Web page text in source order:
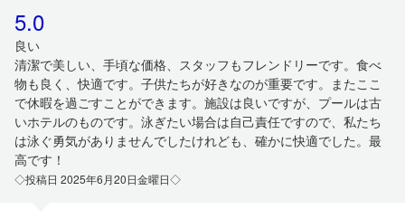
5.0
良い
清潔で美しい、手頃な価格、スタッフもフレンドリーです。食べ
物も良く、快適です。子供たちが好きなのが重要です。またここ
で休暇を過ごすことができます。施設は良いですが、プールは古
いホテルのものです。泳ぎたい場合は自己責任ですので、私たち
は泳ぐ勇気がありませんでしたけれども、確かに快適でした。最
高です！
◇投稿日 2025年6月20日金曜日◇